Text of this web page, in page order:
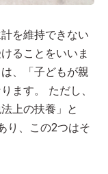
を維持できない
ることをいいま
、「子どもが親
ます。 ただし、
上の扶養」と
り、この2つはそ